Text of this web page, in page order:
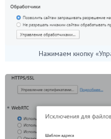
Нажимаем кнопку